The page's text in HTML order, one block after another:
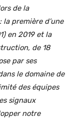
de la
première d’une
en 2019 et la
de 18
par ses
le domaine de
des équipes
signaux
notre